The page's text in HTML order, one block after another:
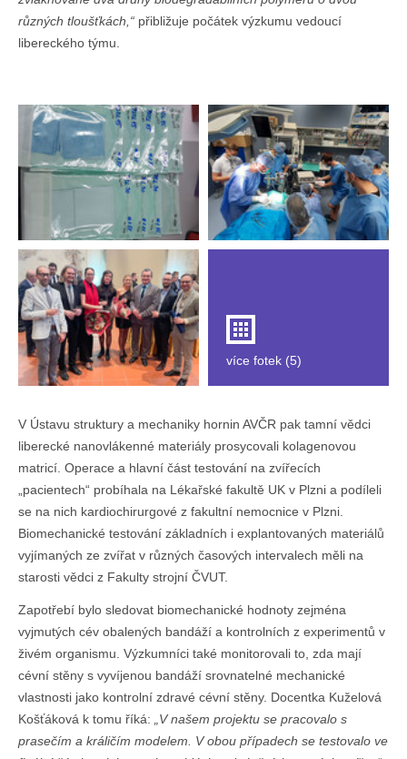
různých tloušťkách,“ přibližuje počátek výzkumu vedoucí
libereckého týmu.
více fotek (5)
V Ústavu struktury a mechaniky hornin AVČR pak tamní vědci
liberecké nanovlákenné materiály prosycovali kolagenovou
matricí. Operace a hlavní část testování na zvířecích
„pacientech“ probíhala na Lékařské fakultě UK v Plzni a podíleli
se na nich kardiochirurgové z fakultní nemocnice v Plzni.
Biomechanické testování základních i explantovaných materiálů
vyjímaných ze zvířat v různých časových intervalech měli na
starosti vědci z Fakulty strojní ČVUT.
Zapotřebí bylo sledovat biomechanické hodnoty zejména
vyjmutých cév obalených bandáží a kontrolních z experimentů v
živém organismu. Výzkumníci také monitorovali to, zda mají
cévní stěny s vyvíjenou bandáží srovnatelné mechanické
vlastnosti jako kontrolní zdravé cévní stěny. Docentka Kuželová
Košťáková k tomu říká:
„V našem projektu se pracovalo s
prasečím a králičím modelem. V obou případech se testovalo ve